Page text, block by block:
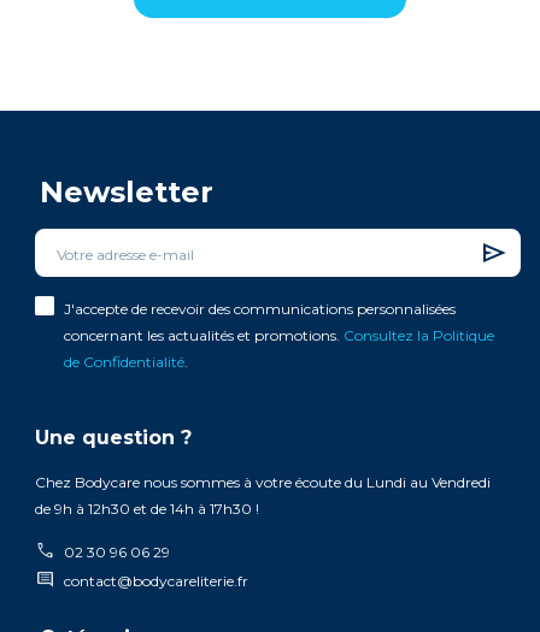
Newsletter
J'accepte de recevoir des communications personnalisées
concernant les actualités et promotions. Consultez la Politique
de Confidentialité.
Une question ?
Chez Bodycare nous sommes à votre écoute du Lundi au Vendredi
de 9h à 12h30 et de 14h à 17h30 !
call 02 30 96 06 29
comment contact@bodycareliterie.fr